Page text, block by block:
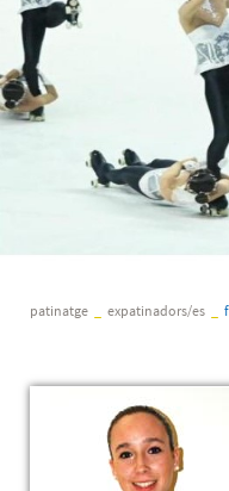
patinatge expatinadors/es